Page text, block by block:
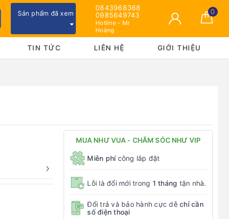
Sản phẩm đã xem
0843968368
0985649743
Hotline - Mr
Hoàng
0
TIN TỨC LIÊN HỆ GIỚI THIỆU
MUA NHƯ VUA - CHĂM SÓC NHƯ VIP
Miễn phícông lắp đặt
Lỗi là đổi mới trong 1 tháng tận nhà.
Đổi trả và bảo hành cực dễ chỉ cần
số điện thoại